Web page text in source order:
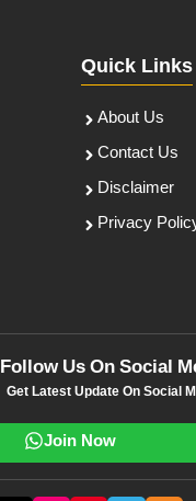
Quick Links
About Us
Contact Us
Disclaimer
Privacy
Follow Us On Social
Get Latest Update On Social
Join Now